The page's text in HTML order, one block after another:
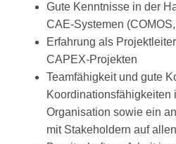
Gute Kenntnisse in der
CAE-Systemen
Erfahrung als
CAPEX-Projekten
Teamfähigkeit und gute
Koordinationsfähigkeiten
Organisation sowie ein
mit Stakeholdern auf